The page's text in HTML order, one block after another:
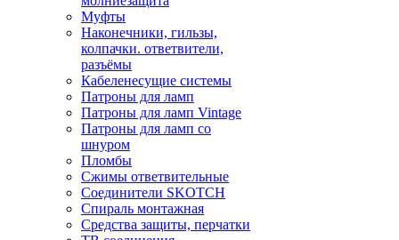
Муфты
Наконечники, гильзы,
колпачки. ответвители,
разъёмы
Кабеленесущие системы
Патроны для ламп
Патроны для ламп Vintage
Патроны для ламп со
шнуром
Пломбы
Сжимы ответвительные
Соединители SKOTCH
Спираль монтажная
Средства защиты, перчатки